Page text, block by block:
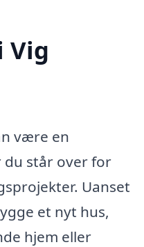
Vig
være en
står over for
Uanset
et nyt hus,
hjem eller